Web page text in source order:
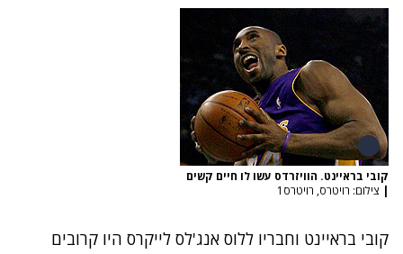
קובי בראיינט. הוויזרדס עשו לו חיים קשים
| צילום: רויטרס, רויטרס1
קובי בראיינט וחבריו ללוס אנג'לס לייקרס היו קרובים